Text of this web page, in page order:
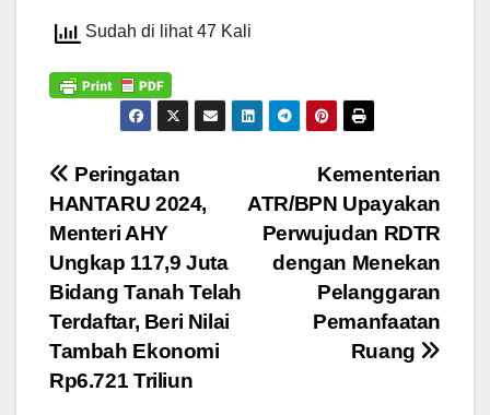
Sudah di lihat 47 Kali
Navigasi
pos
Kementerian
ATR/BPN Upayakan
Perwujudan RDTR
dengan Menekan
Pelanggaran
Pemanfaatan
Ruang
Peringatan
HANTARU 2024,
Menteri AHY
Ungkap 117,9 Juta
Bidang Tanah Telah
Terdaftar, Beri Nilai
Tambah Ekonomi
Rp6.721 Triliun